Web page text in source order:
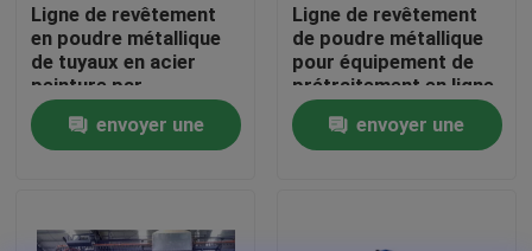
Contactez-nous
Demandez une citation
Ligne de revêtement verticale de poudre
Ligne de revêtement
en poudre métallique
de tuyaux en acier
peinture par
pulvérisation 380V
envoyer une
Ligne de revêtement
de poudre métallique
pour équipement de
prétraitement en ligne
envoyer une